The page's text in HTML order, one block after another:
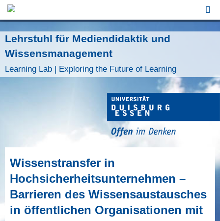
Lehrstuhl für Mediendidaktik und
Wissensmanagement
Learning Lab | Exploring the Future of Learning
Wissenstransfer in
Hochsicherheitsunternehmen –
Barrieren des Wissensaustausches
in öffentlichen Organisationen mit